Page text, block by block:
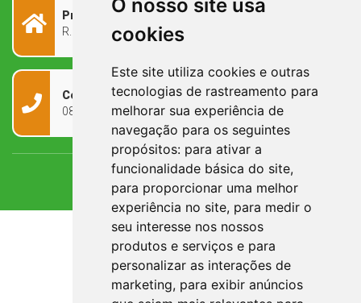
O nosso site usa
cookies
Este site utiliza cookies e outras
tecnologias de rastreamento para
melhorar sua experiência de
navegação para os seguintes
propósitos: para ativar a
funcionalidade básica do site,
para proporcionar uma melhor
experiência no site, para medir o
seu interesse nos nossos
produtos e serviços e para
personalizar as interações de
marketing, para exibir anúncios
Prefeitura Municipal
R. Rivadávia Corrêa, 858 - Centro - RS, 97573-010
Contato
0800 090 2050